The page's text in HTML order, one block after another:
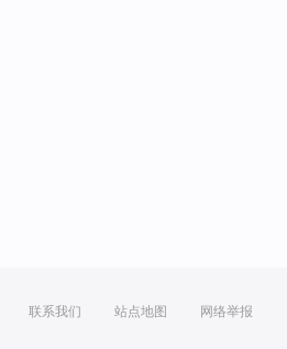
联系我们 站点地图 网络举报